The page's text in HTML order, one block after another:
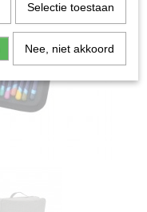
Selectie toestaan
Nee, niet akkoord